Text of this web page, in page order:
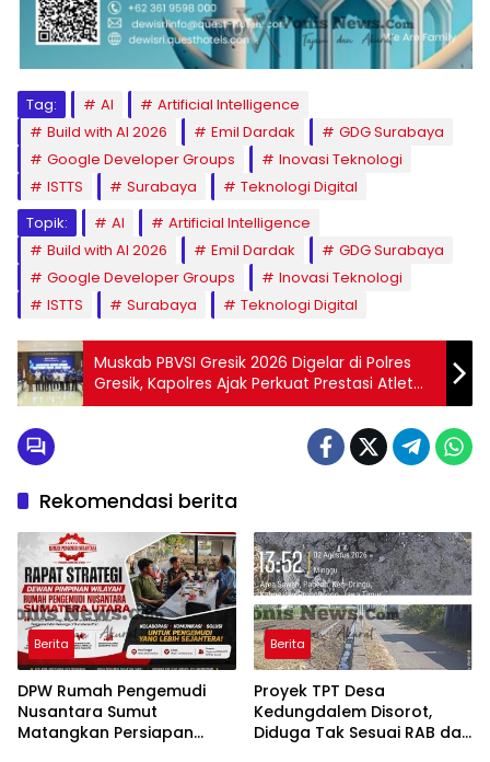
Tag: AI
Artificial Intelligence
Build with AI 2026
Emil Dardak
GDG Surabaya
Google Developer Groups
Inovasi Teknologi
ISTTS
Surabaya
Teknologi Digital
Topik:
AI
Artificial Intelligence
Build with AI 2026
Emil Dardak
GDG Surabaya
Google Developer Groups
Inovasi Teknologi
ISTTS
Surabaya Teknologi Digital
Muskab PBVSI Gresik 2026 Digelar di Polres
Gresik, Kapolres Ajak Perkuat Prestasi Atlet
Voli
Rekomendasi berita
Berita
DPW Rumah Pengemudi
Nusantara Sumut
Matangkan Persiapan
Berita
Proyek TPT Desa
Kedungdalem Disorot,
Diduga Tak Sesuai RAB dan